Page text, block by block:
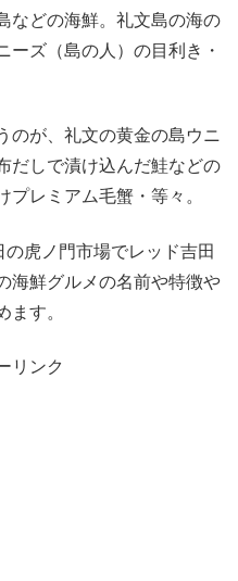
などの海鮮。礼文島の海の
ーズ（島の人）の目利き・
のが、礼文の黄金の島ウニ
だしで漬け込んだ鮭などの
レミアム毛蟹・等々。
虎ノ門市場でレッド吉田
海鮮グルメの名前や特徴や
ます。
リンク